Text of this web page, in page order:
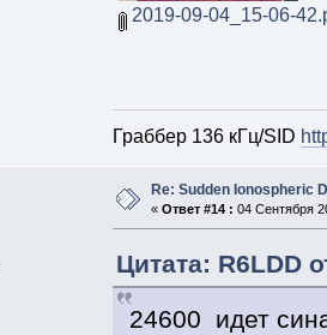
2019-09-04_15-06-
Граббер 136 кГц/SID
Re: Sudden Ionospheric
« Ответ #14 : 04 Сентября
Цитата: R6LDD
24600 идет